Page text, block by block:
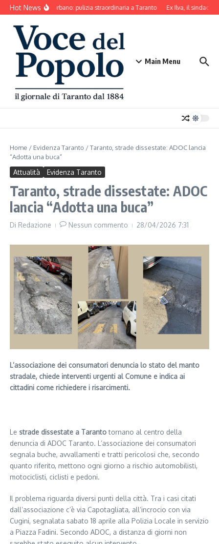
Salta al contenuto
Hot NewsDecoro urbano: pulizia straordinaria a Taranto Ex Ilva, il sindaco
Main Menu
Home / Evidenza Taranto /Taranto, strade dissestate: ADOC lancia
“Adotta una buca”
Attualità Evidenza Taranto
Taranto, strade dissestate: ADOC
lancia “Adotta una buca”
Di Redazione Nessun commento 28/04/2026 7:31
L’associazione dei consumatori denuncia lo stato del manto
stradale, chiede interventi urgenti al Comune e indica ai
cittadini come richiedere i risarcimenti.
Le strade dissestate a Tarantotornano al centro della
denuncia di ADOC Taranto. L’associazione dei consumatori
segnala buche, avvallamenti e tratti pericolosi che, secondo
quanto riferito, mettono ogni giorno a rischio automobilisti,
motociclisti, ciclisti e pedoni.
Il problema riguarda diversi punti della città. Tra i casi citati
dall’associazione c’è via Capotagliata, all’incrocio con via
Cugini, segnalata sabato 18 aprile alla Polizia Locale in servizio
a Piazza Fadini. Secondo ADOC, a distanza di giorni non